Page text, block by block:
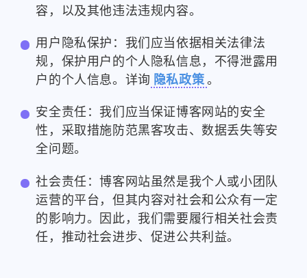
容，以及其他违法违规内容。
用户隐私保护：我们应当依据相关法律法
规，保护用户的个人隐私信息，不得泄露用
户的个人信息。详询 隐私政策 。
安全责任：我们应当保证博客网站的安全
性，采取措施防范黑客攻击、数据丢失等安
全问题。
社会责任：博客网站虽然是我个人或小团队
运营的平台，但其内容对社会和公众有一定
的影响力。因此，我们需要履行相关社会责
任，推动社会进步、促进公共利益。